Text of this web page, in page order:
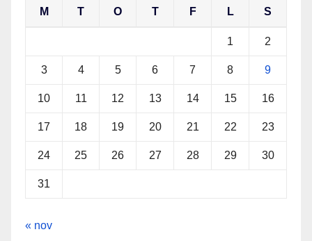
M T O T F L S
1 2
3 4 5 6 7 8 9
10 11 12 13 14 15 16
17 18 19 20 21 22 23
24 25 26 27 28 29 30
31
« nov